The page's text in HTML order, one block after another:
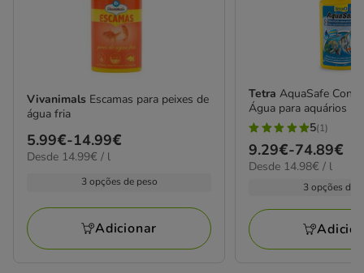
Vivanimals Escamas para peixes de
água fria
Preço
de
14.99€
5.99€-14.99€
14.99€
Desde 14.99€ / l
3 opções de peso
Adicionar
TetraAquaSafe
Água para aquários
5
estrelas
com
avaliações
5(1)
Preço
de
74.89€
9.29€-74.89€
14.98€
Desde 14.98€ / l
3 opções de